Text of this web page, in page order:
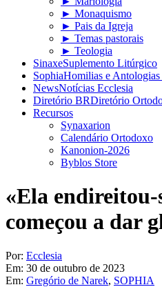
► Monaquismo
► Pais da Igreja
► Temas pastorais
► Teologia
SinaxeSuplemento Litúrgico
SophiaHomilias e Antologias
NewsNotícias Ecclesia
Diretório BRDiretório
Recursos
Synaxarion
Calendário Ortodoxo
Kanonion-2026
Byblos Store
«Ela endireitou-
começou a dar
Por: Ecclesia
Em: 30 de outubro de 2023
Em: Gregório de Narek, SOPHIA